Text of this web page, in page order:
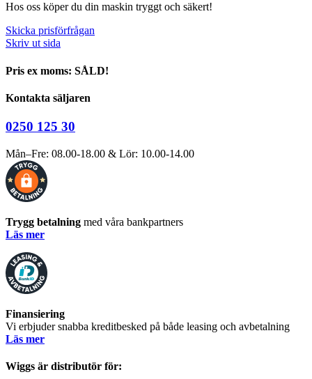
Hos oss köper du din maskin tryggt och säkert!
Skicka prisförfrågan
Skriv ut sida
Pris ex moms: SÅLD!
Kontakta säljaren
0250 125 30
Mån–Fre: 08.00-18.00 & Lör: 10.00-14.00
Trygg betalning med våra bankpartners
Läs mer
Finansiering
Vi erbjuder snabba kreditbesked på både leasing och avbetalning
Läs mer
Wiggs är distributör för: